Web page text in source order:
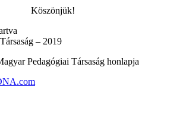
Köszönjük!
– 2019
Pedagógiai Társaság honlapja